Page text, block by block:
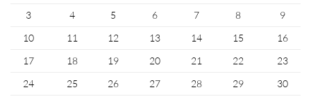
3
4 5 6 7 8
9
10
11 12 13 14 15
16
17
18 19 20 21 22
23
24
25 26 27 28 29
30